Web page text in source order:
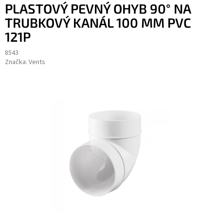
PLASTOVÝ PEVNÝ OHYB 90° NA
TRUBKOVÝ KANÁL 100 MM PVC
121P
8543
Značka: Vents